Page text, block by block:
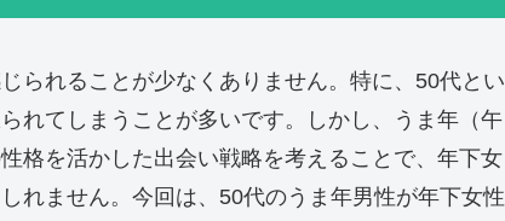
られることが少なくありません。特に、50代とい
れてしまうことが多いです。しかし、うま年（午
格を活かした出会い戦略を考えることで、年下女
れません。今回は、50代のうま年男性が年下女性